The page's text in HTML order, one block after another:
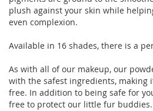
plush against your skin while
even complexion.
Available in 16 shades, there is a
As with all of our makeup, our
with the safest ingredients, making
free. In addition to being safe for
free to protect our little fur buddies.